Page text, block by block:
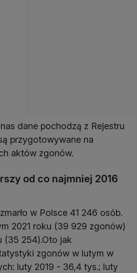
dane pochodzą z Rejestru
przygotowywane na
aktów zgonów.
od co najmniej 2016
w Polsce 41 246 osób.
2021 roku (39 929 zgonów)
(35 254).Oto jak
zgonów w lutym w
luty 2019 - 36,4 tys.; luty